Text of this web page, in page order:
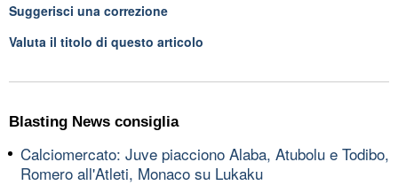
Suggerisci una correzione
Valuta il titolo di questo articolo
Blasting News consiglia
Calciomercato: Juve piacciono Alaba, Atubolu e Todibo,
Romero all'Atleti, Monaco su Lukaku